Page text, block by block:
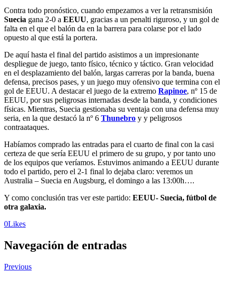
Contra todo pronóstico, cuando empezamos a ver la retransmisión
Suecia gana 2-0 a EEUU, gracias a un penalti riguroso, y un gol de
falta en el que el balón da en la barrera para colarse por el lado
opuesto al que está la portera.
De aquí hasta el final del partido asistimos a un impresionante
despliegue de juego, tanto físico, técnico y táctico. Gran velocidad
en el desplazamiento del balón, largas carreras por la banda, buena
defensa, precisos pases, y un juego muy ofensivo que termina con el
gol de EEUU. A destacar el juego de la extremo Rapinoe, nº 15 de
EEUU, por sus peligrosas internadas desde la banda, y condiciones
físicas. Mientras, Suecia gestionaba su ventaja con una defensa muy
seria, en la que destacó la nº 6 Thunebro y y peligrosos
contraataques.
Habíamos comprado las entradas para el cuarto de final con la casi
certeza de que sería EEUU el primero de su grupo, y por tanto uno
de los equipos que veríamos. Estuvimos animando a EEUU durante
todo el partido, pero el 2-1 final lo dejaba claro: veremos un
Australia – Suecia en Augsburg, el domingo a las 13:00h….
Y como conclusión tras ver este partido: EEUU- Suecia, fútbol de
otra galaxia.
0Likes
Navegación de entradas
Previous